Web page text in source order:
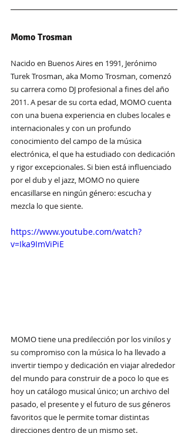
Momo Trosman
Nacido en Buenos Aires en 1991, Jerónimo
Turek Trosman, aka Momo Trosman, comenzó
su carrera como DJ profesional a fines del año
2011. A pesar de su corta edad, MOMO cuenta
con una buena experiencia en clubes locales e
internacionales y con un profundo
conocimiento del campo de la música
electrónica, el que ha estudiado con dedicación
y rigor excepcionales. Si bien está influenciado
por el dub y el jazz, MOMO no quiere
encasillarse en ningún género: escucha y
mezcla lo que siente.
https://www.youtube.com/watch?
v=Ika9ImViPiE
MOMO tiene una predilección por los vinilos y
su compromiso con la música lo ha llevado a
invertir tiempo y dedicación en viajar alrededor
del mundo para construir de a poco lo que es
hoy un catálogo musical único; un archivo del
pasado, el presente y el futuro de sus géneros
favoritos que le permite tomar distintas
direcciones dentro de un mismo set.